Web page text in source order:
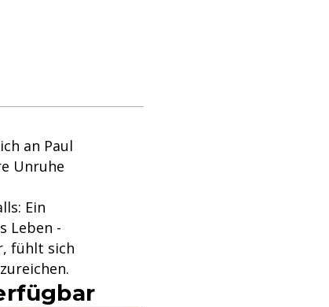
an Paul
Unruhe
Ein
Leben -
fühlt sich